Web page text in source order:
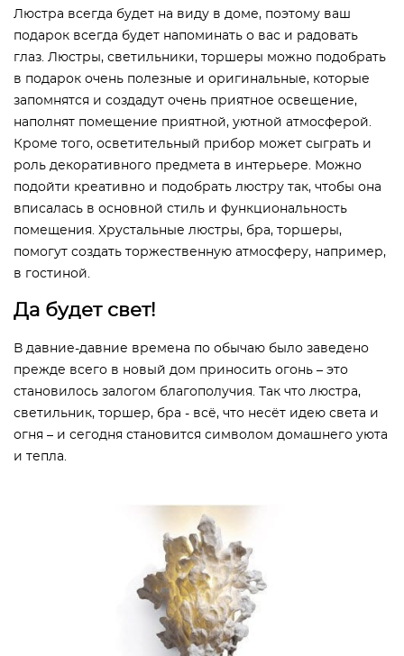
Люстра всегда будет на виду в доме, поэтому ваш
подарок всегда будет напоминать о вас и радовать
глаз. Люстры, светильники, торшеры можно подобрать
в подарок очень полезные и оригинальные, которые
запомнятся и создадут очень приятное освещение,
наполнят помещение приятной, уютной атмосферой.
Кроме того, осветительный прибор может сыграть и
роль декоративного предмета в интерьере. Можно
подойти креативно и подобрать люстру так, чтобы она
вписалась в основной стиль и функциональность
помещения. Хрустальные люстры, бра, торшеры,
помогут создать торжественную атмосферу, например,
в гостиной.
Да будет свет!
В давние-давние времена по обычаю было заведено
прежде всего в новый дом приносить огонь – это
становилось залогом благополучия. Так что люстра,
светильник, торшер, бра - всё, что несёт идею света и
огня – и сегодня становится символом домашнего уюта
и тепла.